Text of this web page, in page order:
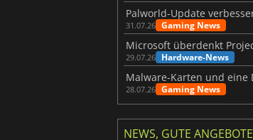
31.07.26 Gaming News
29.07.26 Hardware-News
28.07.26 Gaming News
NEWS, GUTE ANGEBOTE